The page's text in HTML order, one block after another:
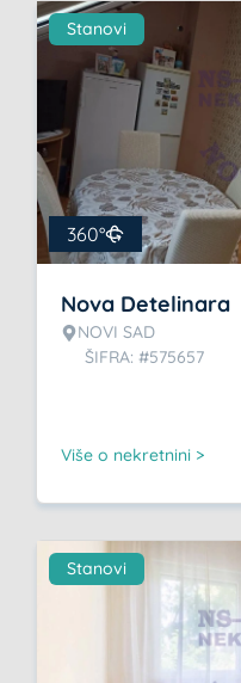
Stanovi
360°
Nova Detelinara
NOVI SAD
ŠIFRA: #575657
Više o nekretnini >
Stanovi